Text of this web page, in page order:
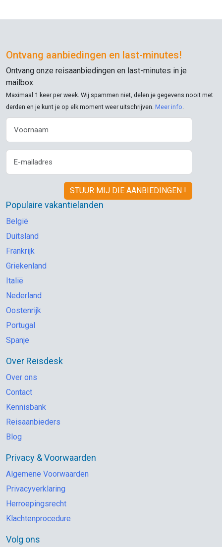
Ontvang aanbiedingen en last-minutes!
Ontvang onze reisaanbiedingen en last-minutes in je
mailbox.
Maximaal 1 keer per week. Wij spammen niet, delen je gegevens nooit met
derden en je kunt je op elk moment weer uitschrijven. Meer info.
Populaire vakantielanden
België
Duitsland
Frankrijk
Griekenland
Italië
Nederland
Oostenrijk
Portugal
Spanje
Over Reisdesk
Over ons
Contact
Kennisbank
Reisaanbieders
Blog
Privacy & Voorwaarden
Algemene Voorwaarden
Privacyverklaring
Herroepingsrecht
Klachtenprocedure
Volg ons